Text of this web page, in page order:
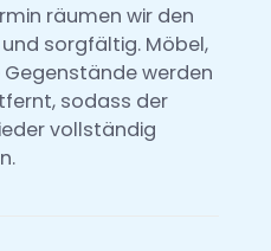
räumen wir den
sorgfältig. Möbel,
werden
sodass der
vollständig